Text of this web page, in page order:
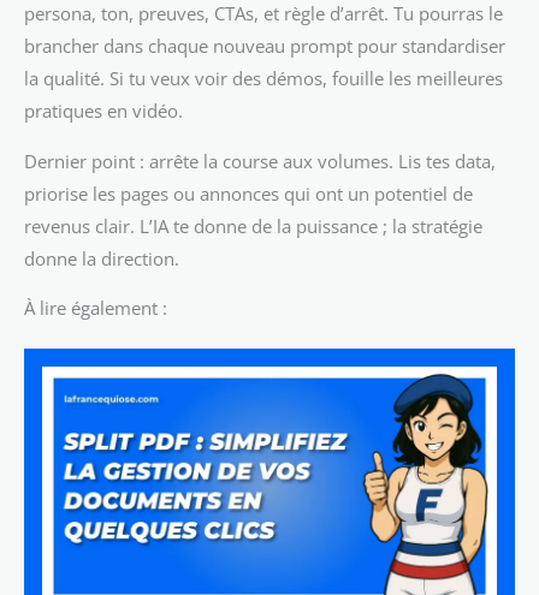
persona, ton, preuves, CTAs, et règle d’arrêt. Tu pourras le
brancher dans chaque nouveau prompt pour standardiser
la qualité. Si tu veux voir des démos, fouille les meilleures
pratiques en vidéo.
Dernier point : arrête la course aux volumes. Lis tes data,
priorise les pages ou annonces qui ont un potentiel de
revenus clair. L’IA te donne de la puissance ; la stratégie
donne la direction.
À lire également :